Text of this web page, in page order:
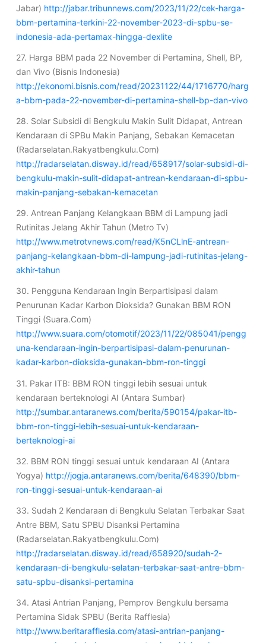
Jabar) http://jabar.tribunnews.com/2023/11/22/cek-harga-
bbm-pertamina-terkini-22-november-2023-di-spbu-se-
indonesia-ada-pertamax-hingga-dexlite
27. Harga BBM pada 22 November di Pertamina, Shell, BP,
dan Vivo (Bisnis Indonesia)
http://ekonomi.bisnis.com/read/20231122/44/1716770/harg
a-bbm-pada-22-november-di-pertamina-shell-bp-dan-vivo
28. Solar Subsidi di Bengkulu Makin Sulit Didapat, Antrean
Kendaraan di SPBu Makin Panjang, Sebakan Kemacetan
(Radarselatan.Rakyatbengkulu.Com)
http://radarselatan.disway.id/read/658917/solar-subsidi-di-
bengkulu-makin-sulit-didapat-antrean-kendaraan-di-spbu-
makin-panjang-sebakan-kemacetan
29. Antrean Panjang Kelangkaan BBM di Lampung jadi
Rutinitas Jelang Akhir Tahun (Metro Tv)
http://www.metrotvnews.com/read/K5nCLlnE-antrean-
panjang-kelangkaan-bbm-di-lampung-jadi-rutinitas-jelang-
akhir-tahun
30. Pengguna Kendaraan Ingin Berpartisipasi dalam
Penurunan Kadar Karbon Dioksida? Gunakan BBM RON
Tinggi (Suara.Com)
http://www.suara.com/otomotif/2023/11/22/085041/pengg
una-kendaraan-ingin-berpartisipasi-dalam-penurunan-
kadar-karbon-dioksida-gunakan-bbm-ron-tinggi
31. Pakar ITB: BBM RON tinggi lebih sesuai untuk
kendaraan berteknologi AI (Antara Sumbar)
http://sumbar.antaranews.com/berita/590154/pakar-itb-
bbm-ron-tinggi-lebih-sesuai-untuk-kendaraan-
berteknologi-ai
32. BBM RON tinggi sesuai untuk kendaraan AI (Antara
Yogya) http://jogja.antaranews.com/berita/648390/bbm-
ron-tinggi-sesuai-untuk-kendaraan-ai
33. Sudah 2 Kendaraan di Bengkulu Selatan Terbakar Saat
Antre BBM, Satu SPBU Disanksi Pertamina
(Radarselatan.Rakyatbengkulu.Com)
http://radarselatan.disway.id/read/658920/sudah-2-
kendaraan-di-bengkulu-selatan-terbakar-saat-antre-bbm-
satu-spbu-disanksi-pertamina
34. Atasi Antrian Panjang, Pemprov Bengkulu bersama
Pertamina Sidak SPBU (Berita Rafflesia)
http://www.beritarafflesia.com/atasi-antrian-panjang-